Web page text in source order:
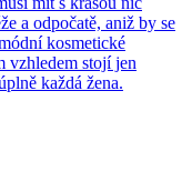
a odpočatě, aniž by se
kosmetické
vzhledem stojí jen
každá žena.